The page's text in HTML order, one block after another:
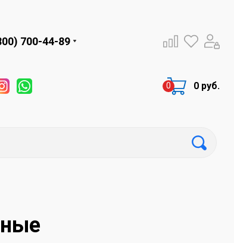
700-44-89
0 руб.